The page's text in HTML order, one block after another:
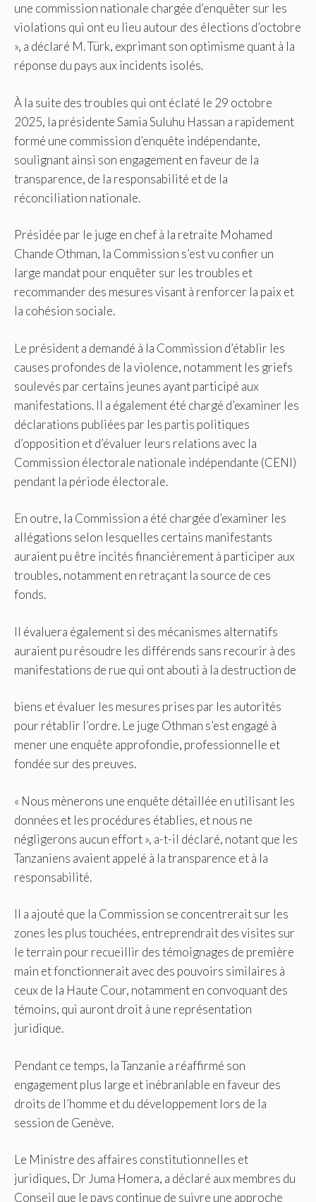
une commission nationale chargée d’enquêter sur les
violations qui ont eu lieu autour des élections d’octobre
», a déclaré M. Türk, exprimant son optimisme quant à la
réponse du pays aux incidents isolés.
À la suite des troubles qui ont éclaté le 29 octobre
2025, la présidente Samia Suluhu Hassan a rapidement
formé une commission d’enquête indépendante,
soulignant ainsi son engagement en faveur de la
transparence, de la responsabilité et de la
réconciliation nationale.
Présidée par le juge en chef à la retraite Mohamed
Chande Othman, la Commission s’est vu confier un
large mandat pour enquêter sur les troubles et
recommander des mesures visant à renforcer la paix et
la cohésion sociale.
Le président a demandé à la Commission d’établir les
causes profondes de la violence, notamment les griefs
soulevés par certains jeunes ayant participé aux
manifestations. Il a également été chargé d’examiner les
déclarations publiées par les partis politiques
d’opposition et d’évaluer leurs relations avec la
Commission électorale nationale indépendante (CENI)
pendant la période électorale.
En outre, la Commission a été chargée d’examiner les
allégations selon lesquelles certains manifestants
auraient pu être incités financièrement à participer aux
troubles, notamment en retraçant la source de ces
fonds.
Il évaluera également si des mécanismes alternatifs
auraient pu résoudre les différends sans recourir à des
manifestations de rue qui ont abouti à la destruction de
biens et évaluer les mesures prises par les autorités
pour rétablir l’ordre. Le juge Othman s’est engagé à
mener une enquête approfondie, professionnelle et
fondée sur des preuves.
« Nous mènerons une enquête détaillée en utilisant les
données et les procédures établies, et nous ne
négligerons aucun effort », a-t-il déclaré, notant que les
Tanzaniens avaient appelé à la transparence et à la
responsabilité.
Il a ajouté que la Commission se concentrerait sur les
zones les plus touchées, entreprendrait des visites sur
le terrain pour recueillir des témoignages de première
main et fonctionnerait avec des pouvoirs similaires à
ceux de la Haute Cour, notamment en convoquant des
témoins, qui auront droit à une représentation
juridique.
Pendant ce temps, la Tanzanie a réaffirmé son
engagement plus large et inébranlable en faveur des
droits de l’homme et du développement lors de la
session de Genève.
Le Ministre des affaires constitutionnelles et
juridiques, Dr Juma Homera, a déclaré aux membres du
Conseil que le pays continue de suivre une approche